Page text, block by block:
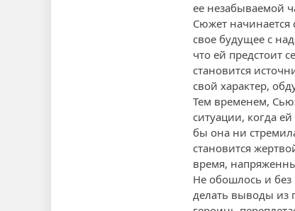
ее незабываемой
Сюжет начинается
свое будущее с
что ей предстоит
становится
свой характер,
Тем временем,
ситуации, когда
бы она ни
становится
время,
Не обошлось и без
делать выводы из